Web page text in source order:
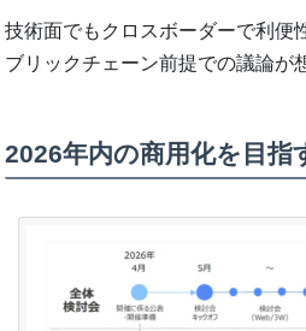
技術面でもクロスボーダーで利便
ブリックチェーン前提での議論が
2026年内の商用化を目指